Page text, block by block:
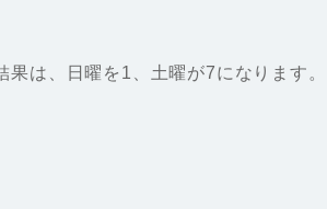
は、日曜を1、土曜が7になります